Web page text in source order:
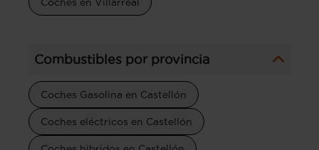
Combustibles por provincia
Coches Gasolina en Castellón
Coches eléctricos en Castellón